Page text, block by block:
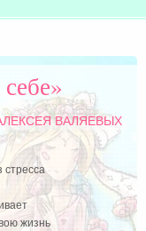
ВАЛЯЕВЫХ
стресса
жизнь